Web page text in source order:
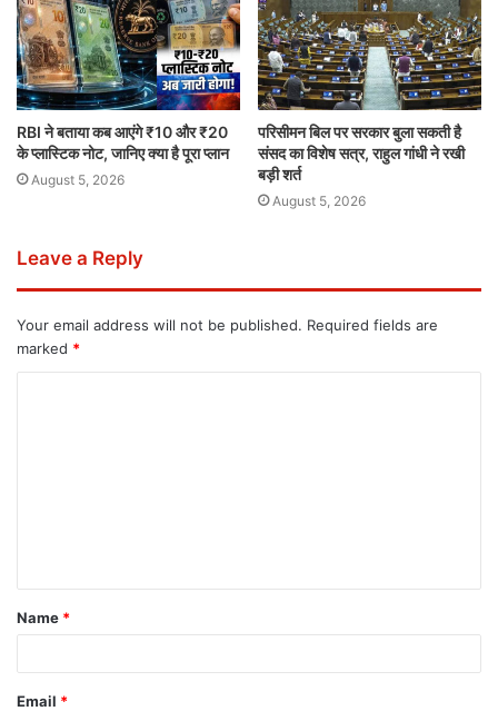
RBI ने बताया कब आएंगे ₹10 और ₹20
के प्लास्टिक नोट, जानिए क्या है पूरा प्लान
August 5, 2026
परिसीमन बिल पर सरकार बुला सकती है
संसद का विशेष सत्र, राहुल गांधी ने रखी
बड़ी शर्त
August 5, 2026
Leave a Reply
Your email address will not be published. Required fields are
marked *
Name *
Email *